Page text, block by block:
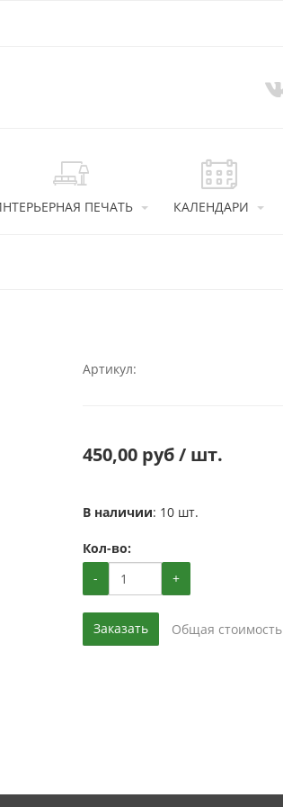
ПЕЧАТЬ КАЛЕНДАРИ
Артикул:
450,00 руб / шт.
В наличии: 10 шт.
Кол-во:
-
+
Заказать Общая стоимость